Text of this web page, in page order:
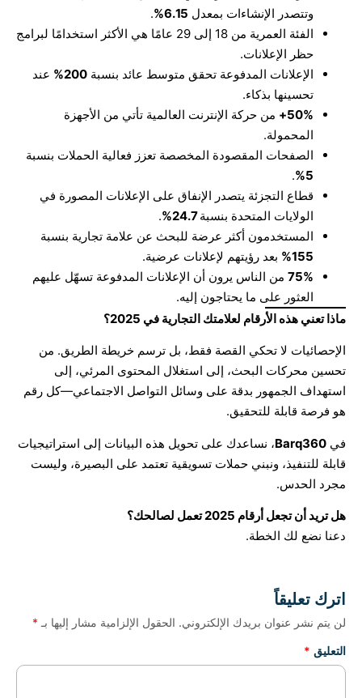
وتتصدر الإنشاءات بمعدل 6.15%
.
الفئة العمرية من 18 إلى 29 عامًا هي الأكثر استخدامًا لبرامج
حظر الإعلانات.
الإعلانات المدفوعة تحقق متوسط عائد بنسبة 200%
عند
تحسينها بذكاء.
50%+
من حركة الإنترنت العالمية تأتي من الأجهزة
المحمولة.
الصفحات المقصودة المخصصة تعزز فعالية الحملات بنسبة
5%
.
قطاع التجزئة يتصدر الإنفاق على الإعلانات المصورة في
الولايات المتحدة بنسبة24.7%
.
المستخدمون أكثر عرضة للبحث عن علامة تجارية بنسبة
155%
بعد رؤيتهم لإعلانات عرضية.
75% من الناس يرون أن الإعلانات المدفوعة تسهّل عليهم
العثور على ما يحتاجون إليه.
ماذا تعني هذه الأرقام لعلامتك التجارية في 2025؟
الإحصائيات لا تحكي القصة فقط، بل ترسم خريطة الطريق. من
تحسين محركات البحث، إلى استغلال المحتوى المرئي، إلى
استهداف الجمهور بدقة على وسائل التواصل الاجتماعي—كل رقم
هو فرصة قابلة للتحقيق.
في Barq360، نساعدك على تحويل هذه البيانات إلى استراتيجيات
قابلة للتنفيذ، ونبني حملات تسويقية تعتمد على البصيرة، وليست
مجرد الحدس.
هل تريد أن تجعل أرقام 2025 تعمل لصالحك؟
دعنا نضع لك الخطة.
اترك تعليقاً
لن يتم نشر عنوان بريدك الإلكتروني. الحقول الإلزامية مشار إليها بـ *
التعليق *